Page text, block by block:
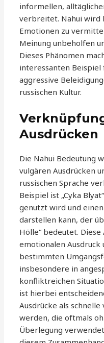
informellen,
verbreitet. Nahui wird
Emotionen zu
Meinung unbeholfen
Dieses Phänomen
interessanten Beispiel
aggressive
russischen Kultur.
Ausdrücken
Die Nahui Bedeutung
vulgären Ausdrücken
russischen Sprache
Beispiel ist „Cyka
genutzt wird und
darstellen kann, der
Hölle“ bedeutet.
emotionalen Ausdruck
bestimmten
insbesondere in
konfliktreichen
ist hierbei
Ausdrücke als
werden, die oftmals
Überlegung